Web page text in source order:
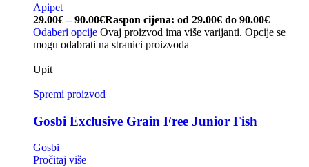
Apipet
29.00€ – 90.00€Raspon cijena: od 29.00€ do 90.00€
Odaberi opcije Ovaj proizvod ima više varijanti. Opcije se
mogu odabrati na stranici proizvoda
Upit
Spremi proizvod
Gosbi Exclusive Grain Free Junior Fish
Gosbi
Pročitaj više